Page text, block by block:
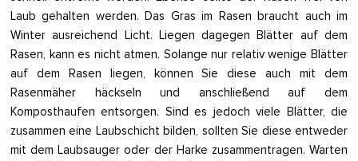
Laub gehalten werden. Das Gras im Rasen braucht auch im
Winter ausreichend Licht. Liegen dagegen Blätter auf dem
Rasen, kann es nicht atmen. Solange nur relativ wenige Blätter
auf dem Rasen liegen, können Sie diese auch mit dem
Rasenmäher häckseln und anschließend auf dem
Komposthaufen entsorgen. Sind es jedoch viele Blätter, die
zusammen eine Laubschicht bilden, sollten Sie diese entweder
mit dem Laubsauger oder der Harke zusammentragen. Warten